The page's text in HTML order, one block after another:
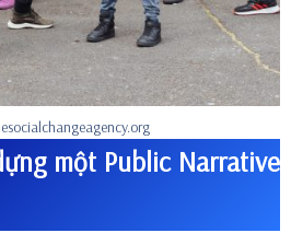
một Public Narrative